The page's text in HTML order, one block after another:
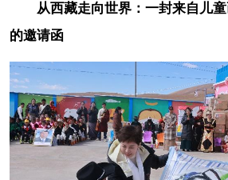
从西藏走向世界：一封来自儿
的邀请函